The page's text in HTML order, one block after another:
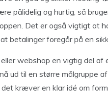
pålidelig og hurtig, så
Det er også vigtigt at
betalinger foregår på en
webshop en vigtig del
ud til en større målgruppe
kræver en klar idé om